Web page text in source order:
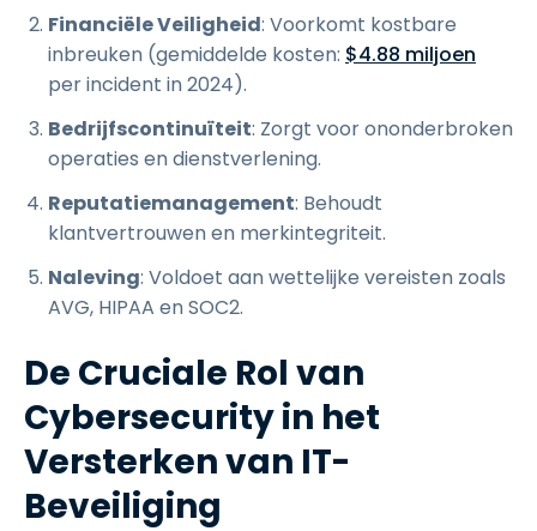
Financiële Veiligheid: Voorkomt kostbare
inbreuken (gemiddelde kosten: $4.88 miljoen
per incident in 2024).
Bedrijfscontinuïteit: Zorgt voor ononderbroken
operaties en dienstverlening.
Reputatiemanagement: Behoudt
klantvertrouwen en merkintegriteit.
Naleving: Voldoet aan wettelijke vereisten zoals
AVG, HIPAA en SOC2.
De Cruciale Rol van
Cybersecurity in het
Versterken van IT-
Beveiliging